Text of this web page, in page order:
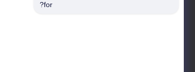
Technology
for?